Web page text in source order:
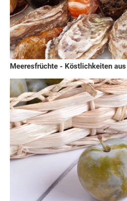
Meeresfrüchte - Köstlichkeiten